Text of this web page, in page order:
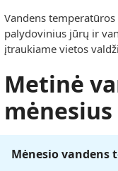
Vandens
palydovinius jūrų ir
įtraukiame vietos
Metinė
mėnesius
Mėnesio vandens